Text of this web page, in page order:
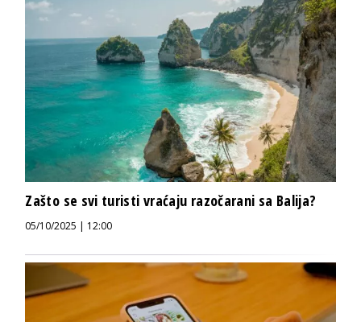
Zašto se svi turisti vraćaju razočarani sa Balija?
05/10/2025 | 12:00